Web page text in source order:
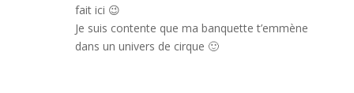
fait ici 😉
Je suis contente que ma banquette t’emmène
dans un univers de cirque 🙂